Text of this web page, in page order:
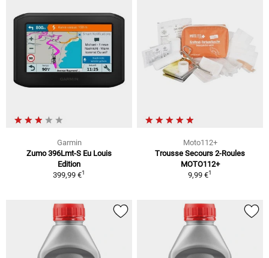
Garmin
Zumo 396Lmt-S Eu Louis
Edition
399,99 €1
Moto112+
Trousse Secours 2-Roules
MOTO112+
9,99 €1